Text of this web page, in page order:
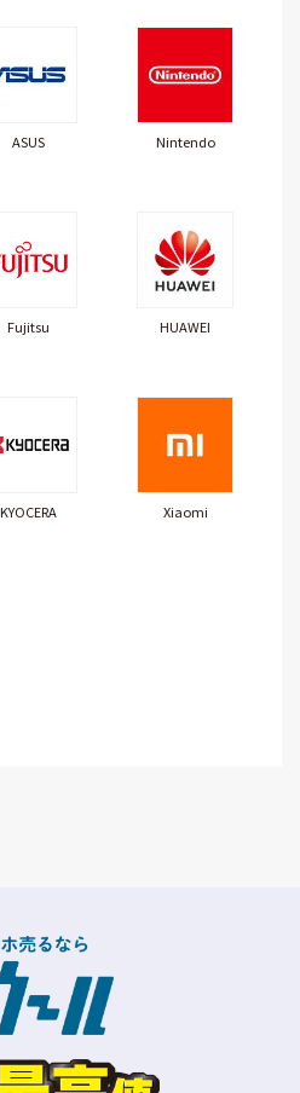
ASUS Nintendo
Fujitsu HUAWEI
KYOCERA Xiaomi